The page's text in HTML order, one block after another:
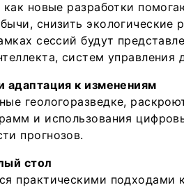
как новые разработки
снизить экологические
сессий будут
систем
адаптация к изменениям
геологоразведке,
и использования
прогнозов.
стол
практическими подходами